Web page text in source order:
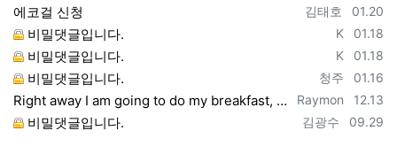
등록자
김태호 등록일
01.20
에코걸 신청
등록자
K 등록일
01.18
비밀댓글입니다.
등록자
K 등록일
01.18
비밀댓글입니다.
등록자
청주 등록일
01.16
비밀댓글입니다.
등록자
Raymon 등록일
12.13
Right away I am going to do my breakfast, once having my breakfast coming yet ag…
등록자
김광수 등록일
09.29
비밀댓글입니다.